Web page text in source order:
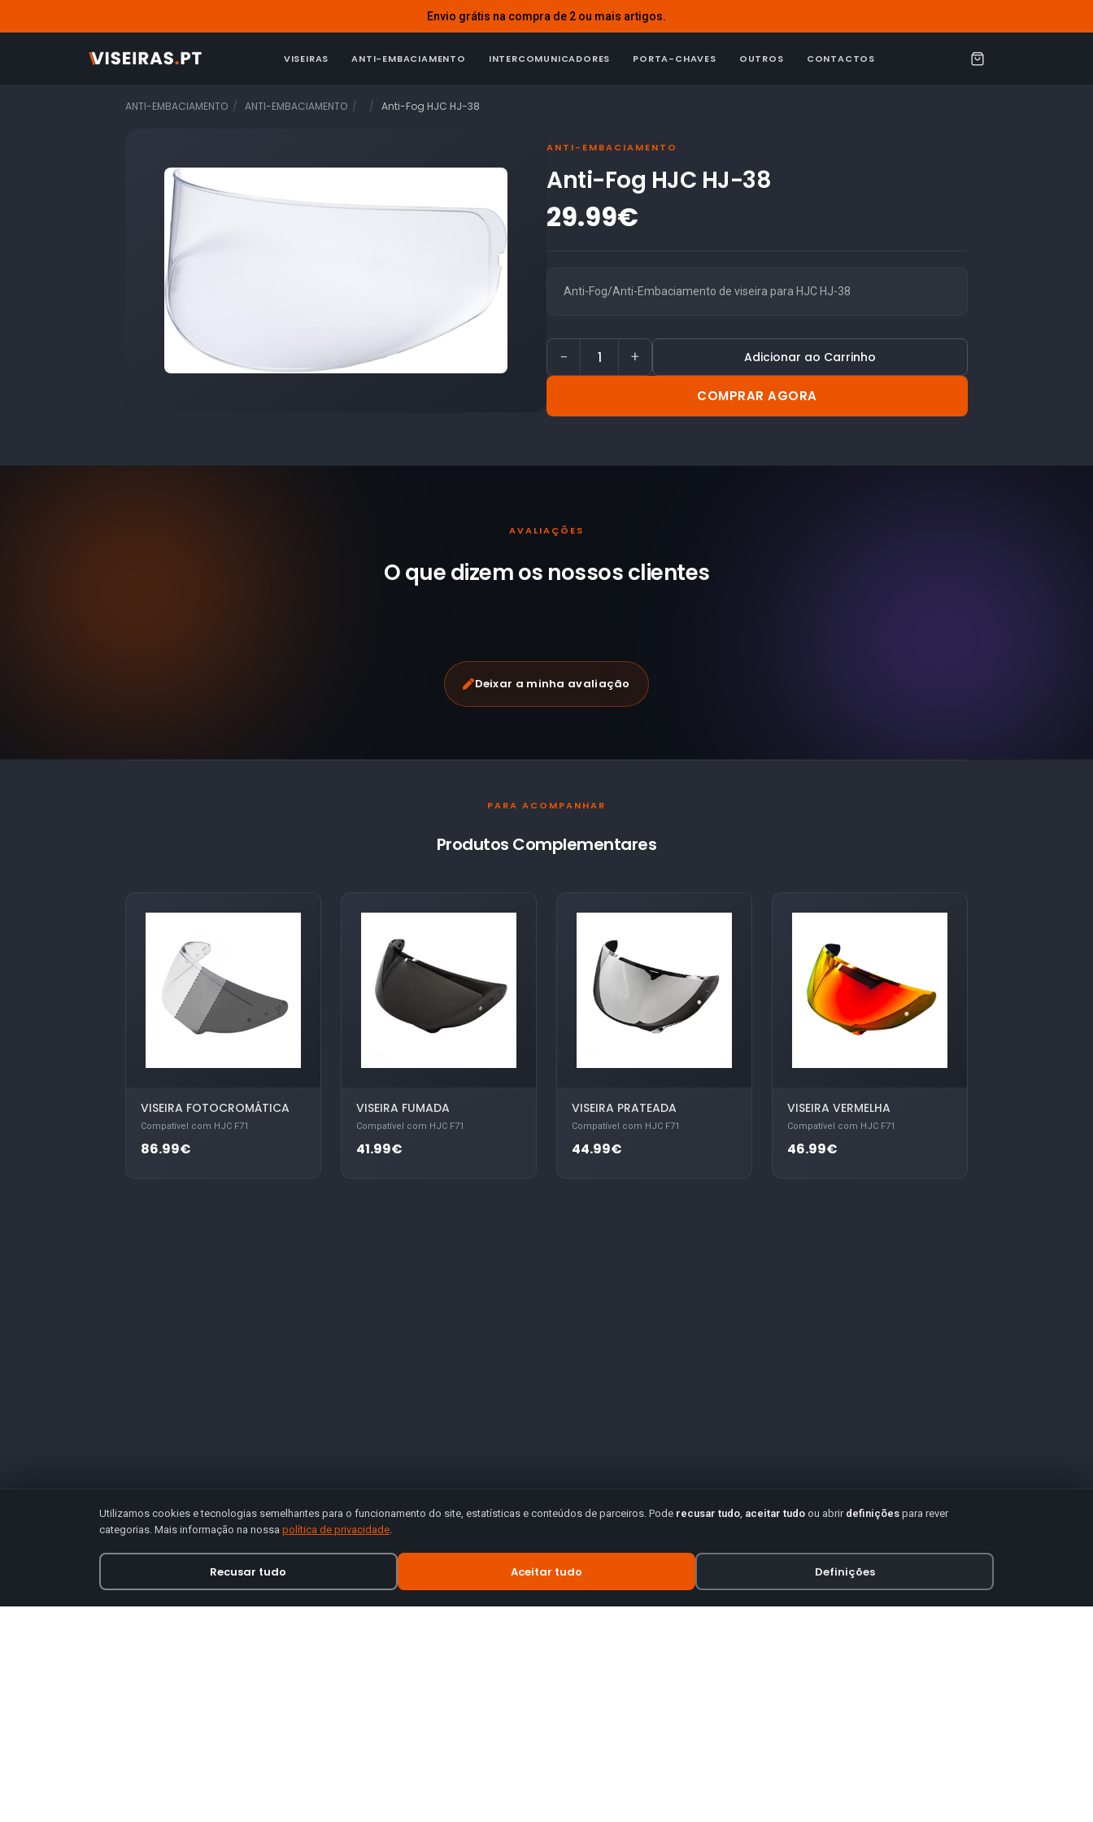
Envio grátis na compra de 2 ou mais artigos.
VISEIRAS ANTI-EMBACIAMENTO INTERCOMUNICADORES PORTA-CHAVES OUTROS CONTACTOS
C
ANTI-EMBACIAMENTO ANTI-EMBACIAMENTO Anti-Fog HJC HJ-38
ANTI-EMBACIAMENTO
Anti-Fog HJC HJ-38
29.99€
Anti-Fog/Anti-Embaciamento de viseira para HJC HJ-38
− + Adicionar ao Carrinho
COMPRAR AGORA
AVALIAÇÕES
O que dizem os nossosclientes
Deixar a minha avaliação
PARA ACOMPANHAR
Produtos Complementares
VISEIRA FOTOCROMÁTICA
Compatível com HJC F71
86.99€
VISEIRA FUMADA
Compatível com HJC F71
41.99€
VISEIRA PRATEADA
Compatível com HJC F71
44.99€
VISEIRA VERMELHA
Compatível com HJC F71
46.99€
Utilizamos cookies e tecnologias semelhantes para o funcionamento do site, estatísticas e conteúdos de parceiros. Pode recusar tudo, aceitar tudo ou abrir definições para rever
categorias. Mais informação na nossa política de privacidade.
Recusar tudo Aceitar tudo Definições